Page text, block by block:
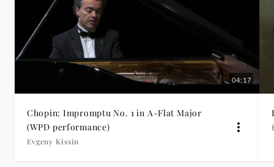
04:17
Chopin: Impromptu No. 1 in A-Flat Major
(WPD performance)
Evgeny Kissin